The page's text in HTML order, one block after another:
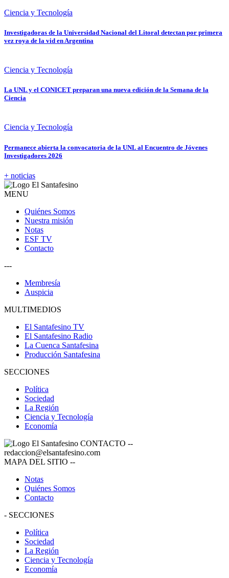
Ciencia y Tecnología
Investigadoras de la Universidad Nacional del Litoral detectan por primera
vez roya de la vid en Argentina
Ciencia y Tecnología
La UNL y el CONICET preparan una nueva edición de la Semana de la
Ciencia
Ciencia y Tecnología
Permanece abierta la convocatoria de la UNL al Encuentro de Jóvenes
Investigadores 2026
+ noticias
MENU
Quiénes Somos
Nuestra misión
Notas
ESF TV
Contacto
---
Membresía
Auspicia
MULTIMEDIOS
El Santafesino TV
El Santafesino Radio
La Cuenca Santafesina
Producción Santafesina
SECCIONES
Política
Sociedad
La Región
Ciencia y Tecnología
Economía
CONTACTO --
redaccion@elsantafesino.com
MAPA DEL SITIO --
Notas
Quiénes Somos
Contacto
- SECCIONES
Política
Sociedad
La Región
Ciencia y Tecnología
Economía